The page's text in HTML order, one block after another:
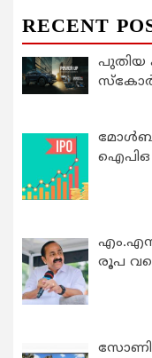
RECENT
പുതിയ
ഐപിഒ
രൂപ
സോണി